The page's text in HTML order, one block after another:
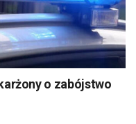
o zabójstwo